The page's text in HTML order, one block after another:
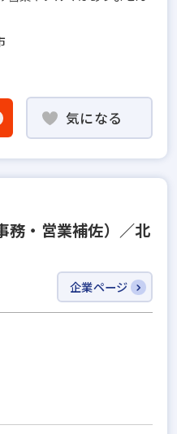
気になる
務・営業補佐）／北
企業ページ